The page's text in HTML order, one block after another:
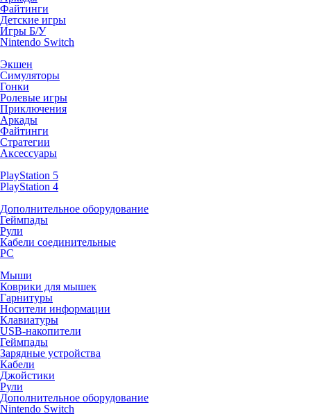
Файтинги
Детские игры
Игры Б/У
Nintendo Switch
Экшен
Симуляторы
Гонки
Ролевые игры
Приключения
Аркады
Файтинги
Стратегии
Аксессуары
PlayStation 5
PlayStation 4
Дополнительное оборудование
Геймпады
Рули
Кабели соединительные
PC
Мыши
Коврики для мышек
Гарнитуры
Носители информации
Клавиатуры
USB-накопители
Геймпады
Зарядные устройства
Кабели
Джойстики
Рули
Дополнительное оборудование
Nintendo Switch